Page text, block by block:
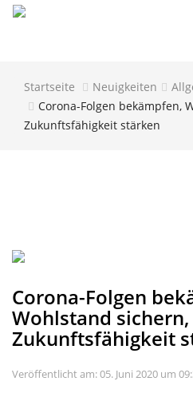
Startseite Neuigkeiten
Corona-Folgen bekämpfen,
Zukunftsfähigkeit stärken
Corona-Folgen
Wohlstand sichern,
Zukunftsfähigkeit
Veröffentlicht am: 05. Juni 2020 um